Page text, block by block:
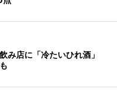
み店に「冷たいひれ酒」